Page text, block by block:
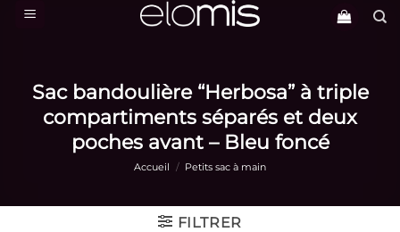
Passer
Sac bandoulière “Herbosa” à triple
compartiments séparés et deux
poches avant – Bleu foncé
Accueil / Petits sac à main
FILTRER